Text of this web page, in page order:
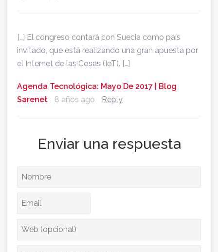
[…] El congreso contará con Suecia como país
invitado, que está realizando una gran apuesta por
el Internet de las Cosas (IoT). […]
Agenda Tecnológica: Mayo De 2017 | Blog
Sarenet
8 años ago Reply
Enviar una respuesta